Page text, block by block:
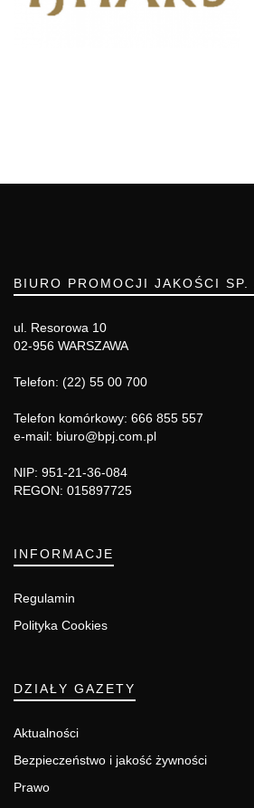
BIURO PROMOCJI JAKOŚCI
ul. Resorowa 10
02-956 WARSZAWA
Telefon: (22) 55 00 700
Telefon komórkowy: 666 855 557
e-mail: biuro@bpj.com.pl
NIP: 951-21-36-084
REGON: 015897725
INFORMACJE
Regulamin
Polityka Cookies
DZIAŁY GAZETY
Aktualności
Bezpieczeństwo i jakość żywności
Prawo